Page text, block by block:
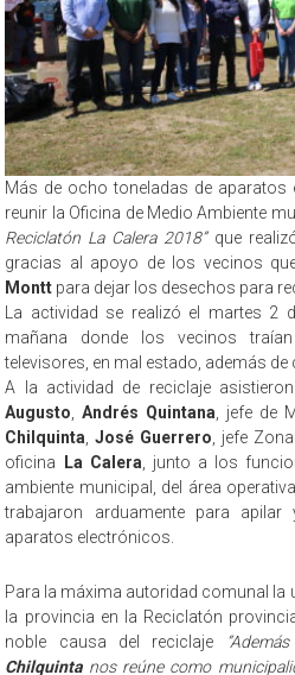
Más de ocho toneladas de
reunir la Oficina de Medio Ambiente
Reciclatón La Calera 2018”que
gracias al apoyo de los vecinos
Montt para dejar los desechos para
La actividad se realizó el martes 2
mañana donde los vecinos
televisores, en mal estado, además
A la actividad de reciclaje
Augusto,Andrés Quintana, jefe de
Chilquinta,José Guerrero, jefe Zonal
oficina
La Calera, junto a los
ambiente municipal, del área
trabajaron arduamente para
aparatos electrónicos.
Para la máxima autoridad comunal la
la provincia en la Reciclatón
noble causa del reciclaje
Chilquintanos reúne como